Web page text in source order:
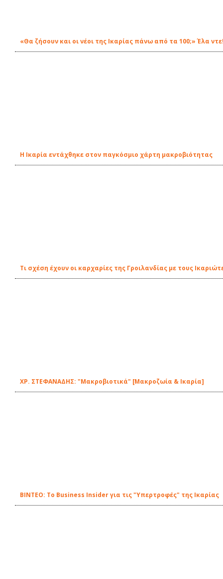
«Θα ζήσουν και οι νέοι της Ικαρίας πάνω από τα 100;» Έλα
Η Ικαρία εντάχθηκε στον παγκόσμιο χάρτη μακροβιότητας
Τι σχέση έχουν οι καρχαρίες της Γροιλανδίας με τους
ΧΡ. ΣΤΕΦΑΝΑΔΗΣ: "Μακροβιοτικά" [Μακροζωία & Ικαρία]
BINTEO: Το Business Insider για τις "Υπερτροφές" της Ικαρίας